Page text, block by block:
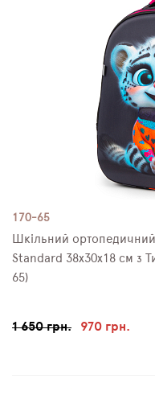
170-65
Шкільний
Standard 38х30х18 см з
65)
1 650 грн. 970 грн.